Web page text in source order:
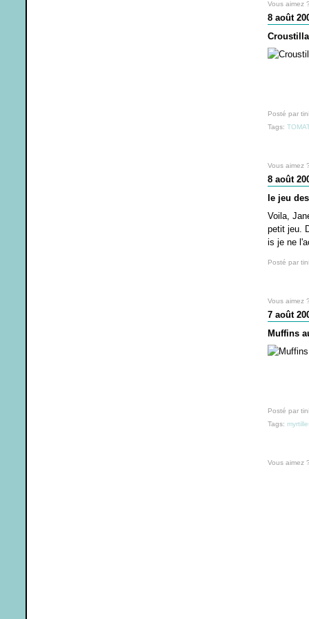
Vous aimez ?
8 août
Posté par
Tags:
Vous aimez ?
8 août
le jeu
Voila,
petit jeu.
is je ne
Posté par
Vous aimez ?
7 août
Muffins
Posté par
Tags:
Vous aimez ?